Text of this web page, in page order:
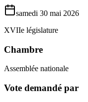
samedi 30 mai 2026
XVIIe législature
Chambre
Assemblée nationale
Vote demandé par